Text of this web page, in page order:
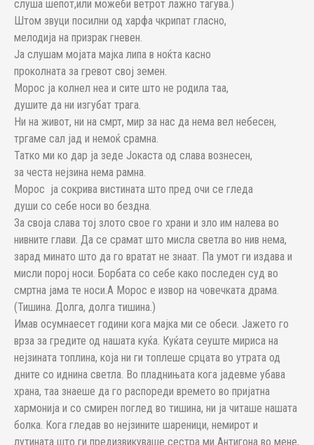
слуша шепот,или можеби ветрот лажно тагува.)
Штом звуци посилни од харфа чкрипат гласно,
мелодија на призрак гневен.
Ја слушам мојата мајка липа в ноќта касно
проколната за гревот свој земен.
Морос ја колнел неа и сите што не родила таа,
душите да ни изгубат трага.
Ни на живот, ни на смрт, мир за нас да нема вел небесен,
тргаме сал јад и немоќ срамна.
Татко ми ко дар ја зеде Јокаста од слава вознесен,
за честа нејзина нема рамна.
Морос ја сокрива вистината што пред очи се гледа
души со себе носи во бездна.
За своја слава тој злото свое го храни и зло им налева во
нивните глави. Да се срамат што мисла светла во нив нема,
зарад минато што да го вратат не знаат. Па умот ги издава и
мисли порој носи. Борбата со себе како последен суд во
смртна јама те носи.А Морос е извор на човечката драма.
(Тишина. Долга, долга тишина.)
Имав осумнаесет години кога мајка ми се обеси. Јажето го
врза за гредите од нашата куќа. Куќата сеуште мириса на
нејзината топлина, која ни ги топлеше срцата во утрата од
дните со иднина светла. Во пладнињата кога јадевме убава
храна, таа знаеше да го распореди времето во пријатна
хармонија и со смирен поглед во тишина, ни ја читаше нашата
болка. Кога гледав во нејзините шареници, немирот и
лутината што ги предизвикуваше сестра ми Антигона во мене,